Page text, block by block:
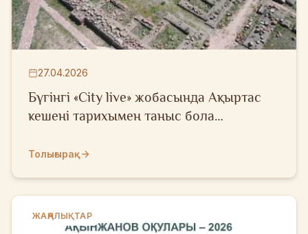
27.04.2026
Бүгінгі «City live» жобасында Ақыртас
кешені тарихымен таныс бола
Толығырақ
ЖАҢАЛЫҚТАР